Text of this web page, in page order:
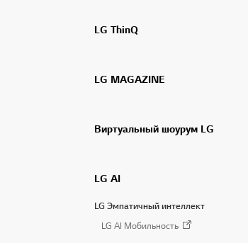
LG ThinQ
LG MAGAZINE
Виртуальный шоурум LG
LG AI
LG Эмпатичный интеллект
LG AI Мобильность